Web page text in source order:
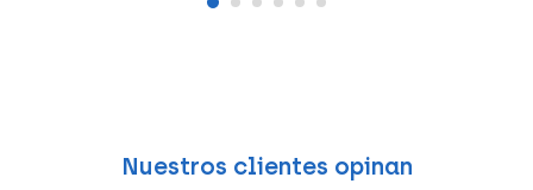
Nuestros clientes opinan